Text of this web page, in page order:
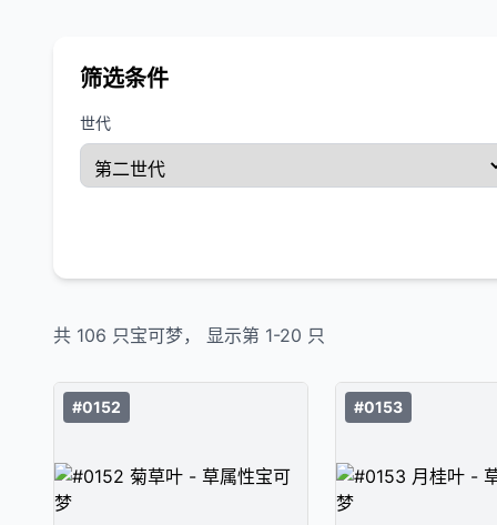
筛选条件
世代
共 106 只宝可梦， 显示第 1-20 只
#0152 #0153